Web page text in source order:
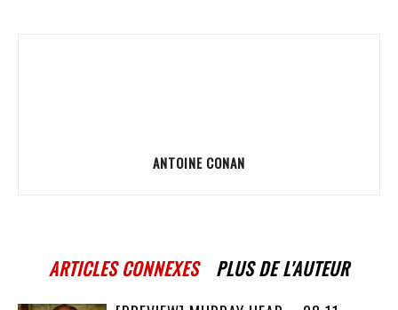
ANTOINE CONAN
ARTICLES CONNEXES PLUS DE L'AUTEUR